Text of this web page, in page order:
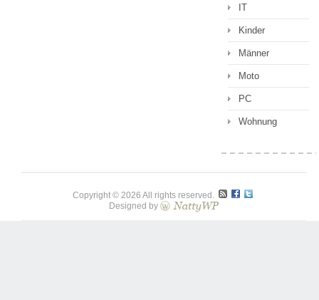
IT
Kinder
Männer
Moto
PC
Wohnung
Copyright © 2026 All rights reserved.
Designed by